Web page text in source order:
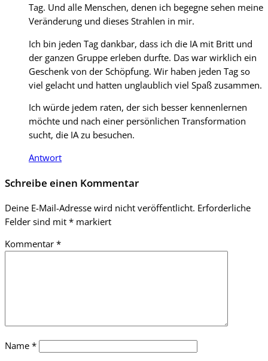
Tag. Und alle Menschen, denen ich begegne sehen meine
Veränderung und dieses Strahlen in mir.
Ich bin jeden Tag dankbar, dass ich die IA mit Britt und
der ganzen Gruppe erleben durfte. Das war wirklich ein
Geschenk von der Schöpfung. Wir haben jeden Tag so
viel gelacht und hatten unglaublich viel Spaß zusammen.
Ich würde jedem raten, der sich besser kennenlernen
möchte und nach einer persönlichen Transformation
sucht, die IA zu besuchen.
Antwort
Schreibe einen Kommentar
Deine E-Mail-Adresse wird nicht veröffentlicht. Erforderliche
Felder sind mit * markiert
Kommentar *
Name *